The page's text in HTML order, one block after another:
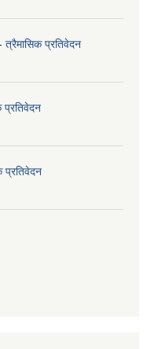
त्रैमासिक प्रतिवेदन
प्रतिवेदन
प्रतिवेदन